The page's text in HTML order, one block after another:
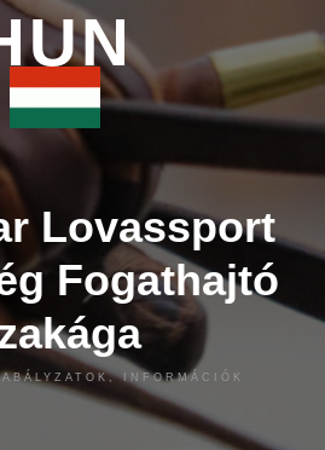
Lovassport
Fogathajtó
INFORMÁCIÓK